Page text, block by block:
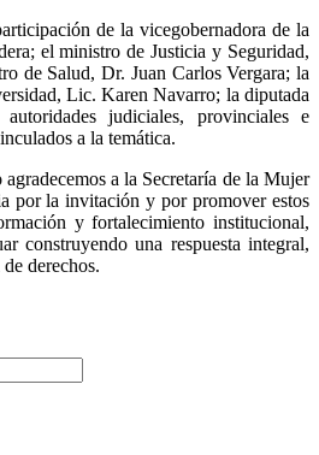
de la vicegobernadora de la
el ministro de Justicia y Seguridad,
de Salud, Dr. Juan Carlos Vergara; la
Lic. Karen Navarro; la diputada
judiciales, provinciales e
a la temática.
a la Secretaría de la Mujer
por la invitación y por promover estos
y fortalecimiento institucional,
construyendo una respuesta integral,
derechos.